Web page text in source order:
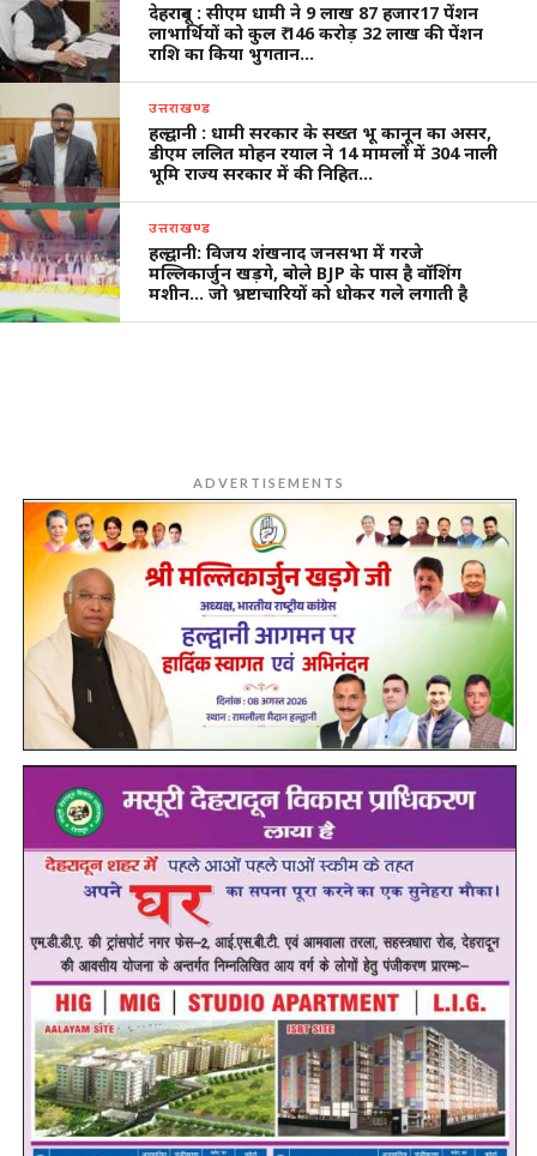
देहरादून : सीएम धामी ने 9 लाख 87 हजार17 पेंशन
लाभार्थियों को कुल ₹ 146 करोड़ 32 लाख की पेंशन
राशि का किया भुगतान…
उत्तराखण्ड
हल्द्वानी : धामी सरकार के सख्त भू कानून का असर,
डीएम ललित मोहन रयाल ने 14 मामलों में 304 नाली
भूमि राज्य सरकार में की निहित…
उत्तराखण्ड
हल्द्वानी: विजय शंखनाद जनसभा में गरजे
मल्लिकार्जुन खड़गे, बोले BJP के पास है वॉशिंग
मशीन… जो भ्रष्टाचारियों को धोकर गले लगाती है
ADVERTISEMENTS